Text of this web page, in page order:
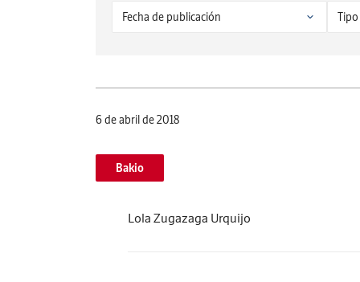
6 de abril de 2018
Bakio
Lola Zugazaga Urquijo